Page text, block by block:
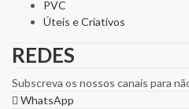
PVC
Úteis e Criativos
REDES
Subscreva os nossos canais para
WhatsApp